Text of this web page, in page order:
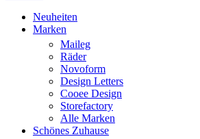
Neuheiten
Marken
Maileg
Räder
Novoform
Design Letters
Cooee Design
Storefactory
Alle Marken
Schönes Zuhause